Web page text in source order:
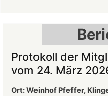
Landeck
Protokoll der
vom 24. März
Ort: Weinhof Pfeffer,